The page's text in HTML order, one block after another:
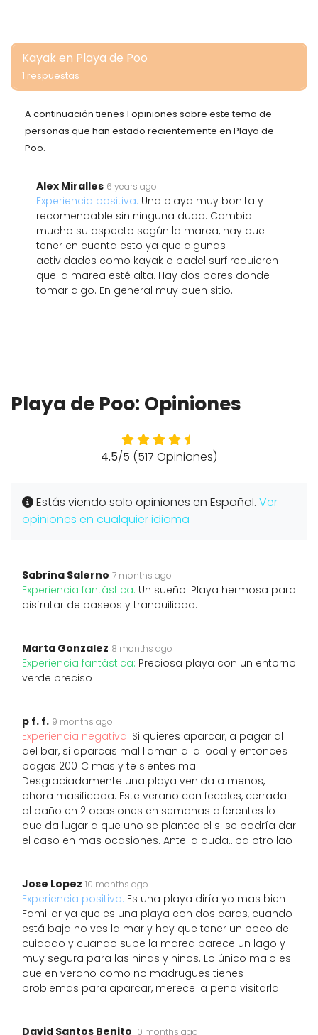
Kayak en Playa de Poo
1 respuestas
A continuación tienes 1 opiniones sobre este tema de
personas que han estado recientemente en Playa de
Poo.
Alex Miralles 6 years ago
Experiencia positiva: Una playa muy bonita y
recomendable sin ninguna duda. Cambia
mucho su aspecto según la marea, hay que
tener en cuenta esto ya que algunas
actividades como kayak o padel surf requieren
que la marea esté alta. Hay dos bares donde
tomar algo. En general muy buen sitio.
Playa de Poo: Opiniones
4.5/5 (517 Opiniones)
Estás viendo solo opiniones en Español. Ver
opiniones en cualquier idioma
Sabrina Salerno 7 months ago
Experiencia fantástica: Un sueño! Playa hermosa para
disfrutar de paseos y tranquilidad.
Marta Gonzalez 8 months ago
Experiencia fantástica: Preciosa playa con un entorno
verde preciso
p f. f. 9 months ago
Experiencia negativa: Si quieres aparcar, a pagar al
del bar, si aparcas mal llaman a la local y entonces
pagas 200 € mas y te sientes mal.
Desgraciadamente una playa venida a menos,
ahora masificada. Este verano con fecales, cerrada
al baño en 2 ocasiones en semanas diferentes lo
que da lugar a que uno se plantee el si se podría dar
el caso en mas ocasiones. Ante la duda...pa otro lao
Jose Lopez 10 months ago
Experiencia positiva: Es una playa diría yo mas bien
Familiar ya que es una playa con dos caras, cuando
está baja no ves la mar y hay que tener un poco de
cuidado y cuando sube la marea parece un lago y
muy segura para las niñas y niños. Lo único malo es
que en verano como no madrugues tienes
problemas para aparcar, merece la pena visitarla.
David Santos Benito 10 months ago